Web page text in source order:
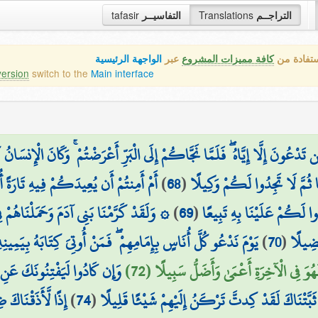
tafasir التفاسيــر Translations التراجــم
منكافة مميزات المشروع عبر الواجهة الرئيسية
switch to the Main interface
إِلَّا إِيَّاهُ ۖ فَلَمَّا نَجَّاكُمْ إِلَى الْبَرِّ أَعْرَضْتُمْ ۚ وَكَانَ
لَا تَجِدُوا لَكُمْ وَكِيلًا(
68
)أَمْ أَمِنتُمْ أَن يُعِيدَكُمْ فِيهِ
عَلَيْنَا بِهِ تَبِيعًا(
69
)۞ وَلَقَدْ كَرَّمْنَا بَنِي آدَمَ
(
70
)يَوْمَ نَدْعُو كُلَّ أُنَاسٍ بِإِمَامِهِمْ ۖ فَمَنْ أُوتِيَ كِتَابَهُ
الْآخِرَةِ أَعْمَىٰ وَأَضَلُّ سَبِيلًا (72)
وَإِن كَادُوا لَيَفْتِنُونَكَ
لَقَدْ كِدتَّ تَرْكَنُ إِلَيْهِمْ شَيْئًا قَلِيلًا(
74
)إِذًا